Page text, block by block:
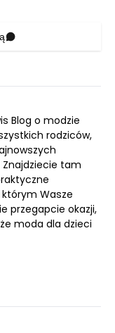
Blog o modzie
rodziców,
tam
Wasze
przegapcie okazji,
moda dla dzieci